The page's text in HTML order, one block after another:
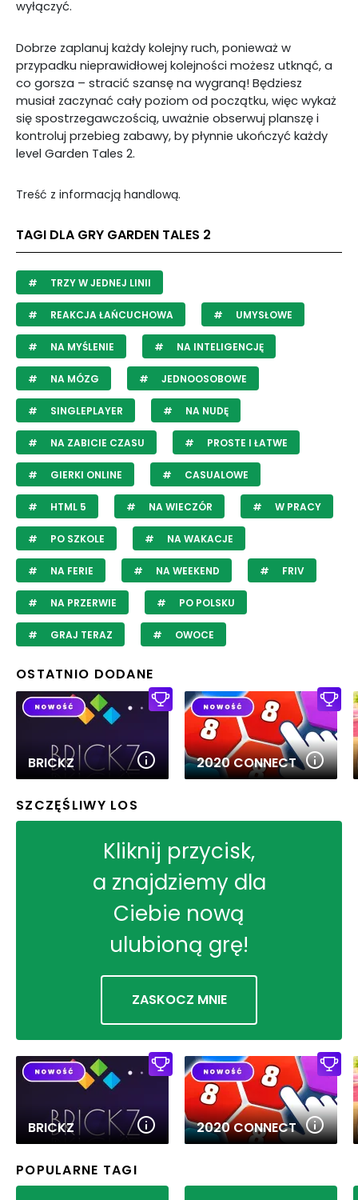
wyłączyć.
Dobrze zaplanuj każdy kolejny ruch, ponieważ w
przypadku nieprawidłowej kolejności możesz utknąć, a
co gorsza – stracić szansę na wygraną! Będziesz
musiał zaczynać cały poziom od początku, więc wykaż
się spostrzegawczością, uważnie obserwuj planszę i
kontroluj przebieg zabawy, by płynnie ukończyć każdy
level Garden Tales 2.
Treść z informacją handlową.
TAGI DLA GRY GARDEN TALES 2
TRZY W JEDNEJ LINII
REAKCJA ŁAŃCUCHOWA UMYSŁOWE
NA MYŚLENIE NA INTELIGENCJĘ
NA MÓZG JEDNOOSOBOWE
SINGLEPLAYER NA NUDĘ
NA ZABICIE CZASU PROSTE I ŁATWE
GIERKI ONLINE CASUALOWE
HTML 5 NA WIECZÓR W PRACY
PO SZKOLE NA WAKACJE
NA FERIE NA WEEKEND FRIV
NA PRZERWIE PO POLSKU
GRAJ TERAZ OWOCE
OSTATNIO DODANE
BRICKZ 2020 CONNECT
SZCZĘŚLIWY LOS
Kliknij przycisk,
a znajdziemy dla
Ciebie nową
ulubioną grę!
ZASKOCZ MNIE
BRICKZ 2020 CONNECT
POPULARNE TAGI